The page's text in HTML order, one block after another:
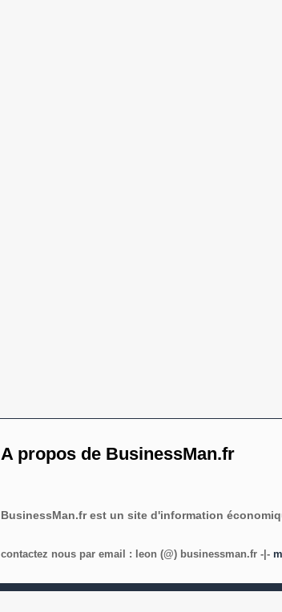
A propos de BusinessMan.fr
BusinessMan.fr est un site d'information
contactez nous par email : leon (@) businessman.fr -|-